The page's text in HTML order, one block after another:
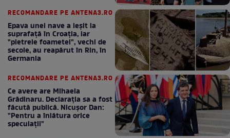
RECOMANDARE PE ANTENA3.RO
Epava unei nave a ieșit la
suprafață în Croația, iar
"pietrele foametei", vechi de
secole, au reapărut în Rin, în
Germania
RECOMANDARE PE ANTENA3.RO
Ce avere are Mihaela
Grădinaru. Declarația sa a fost
făcută publică. Nicușor Dan:
"Pentru a înlătura orice
speculații"